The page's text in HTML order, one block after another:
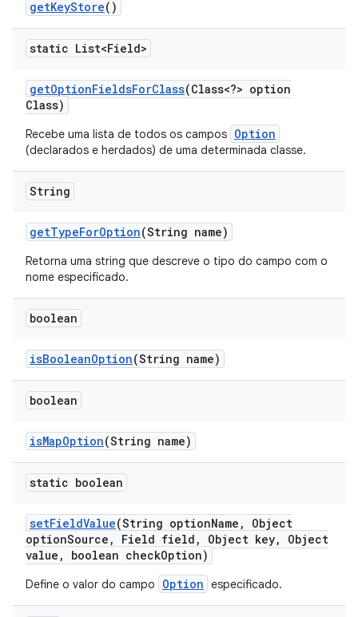
getKeyStore()
static List<Field>
getOptionFieldsForClass(Class<?> option
Class)
Recebe uma lista de todos os campos Option
(declarados e herdados) de uma determinada classe.
String
getTypeForOption(String name)
Retorna uma string que descreve o tipo do campo com o
nome especificado.
boolean
isBooleanOption(String name)
boolean
isMapOption(String name)
static boolean
setFieldValue(String optionName ,
Object
optionSource , Field field , Object key,
Object
value , boolean checkOption)
Define o valor do campo Option especificado.